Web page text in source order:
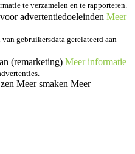
te verzamelen en te rapporteren.
advertentiedoeleinden Meer
gebruikersdata gerelateerd aan
(remarketing) Meer informatie
Meer smaken Meer